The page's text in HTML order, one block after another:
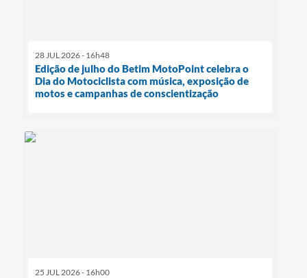
28 JUL 2026 - 16h48
Edição de julho do Betim MotoPoint celebra o
Dia do Motociclista com música, exposição de
motos e campanhas de conscientização
25 JUL 2026 - 16h00